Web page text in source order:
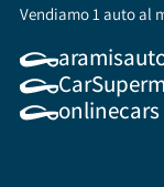
Vendiamo 1 auto al
onlinecars